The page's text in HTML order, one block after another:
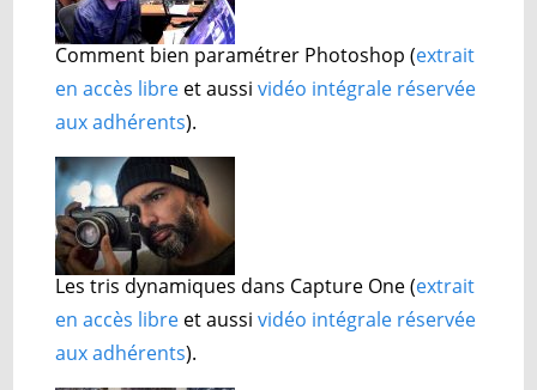
Comment bien paramétrer Photoshop(extrait
en accès libre et aussividéo intégrale réservée
aux adhérents).
Les tris dynamiques dans Capture One(extrait
en accès libre et aussividéo intégrale réservée
aux adhérents).